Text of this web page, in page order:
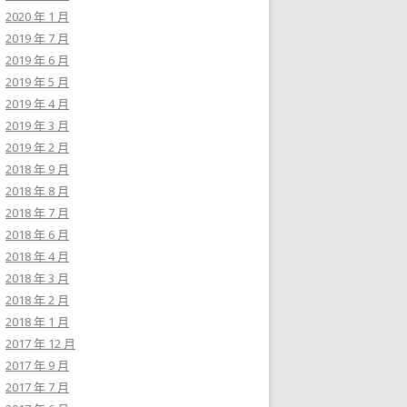
2020 年 1 月
2019 年 7 月
2019 年 6 月
2019 年 5 月
2019 年 4 月
2019 年 3 月
2019 年 2 月
2018 年 9 月
2018 年 8 月
2018 年 7 月
2018 年 6 月
2018 年 4 月
2018 年 3 月
2018 年 2 月
2018 年 1 月
2017 年 12 月
2017 年 9 月
2017 年 7 月